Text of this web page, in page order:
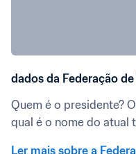
dados da Federação
Quem é o presidente?
qual é o nome do atual
Ler mais sobre a